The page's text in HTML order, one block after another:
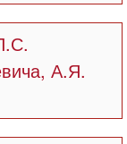
А.Я.